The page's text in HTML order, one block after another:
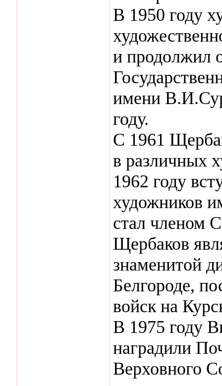
В 1950 году
и продолжил
имени
году.
С 1961
в различных
1962 году
художников
стал членом
Щербаков
знаменитой
Белгороде,
войск на
В 1975 году
наградили
Верховного